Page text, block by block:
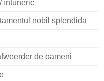
întuneric
nobil splendida
de oameni